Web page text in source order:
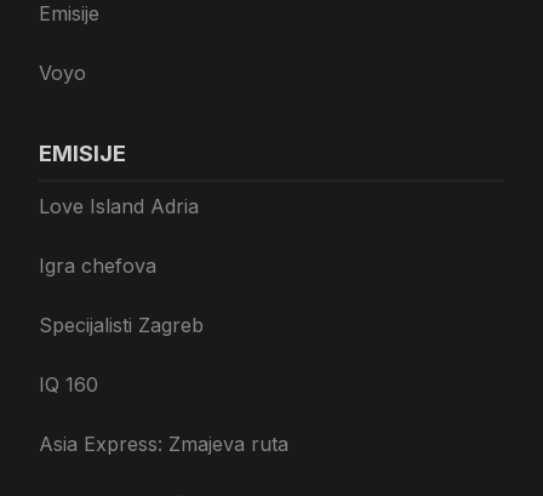
Emisije
Voyo
EMISIJE
Love Island Adria
Igra chefova
Specijalisti Zagreb
IQ 160
Asia Express: Zmajeva ruta